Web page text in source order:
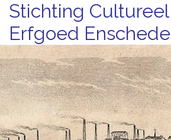
Stichting Cultureel
Erfgoed Enschede